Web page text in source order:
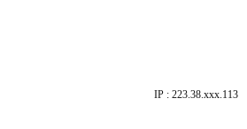
IP : 223.38.xxx.113